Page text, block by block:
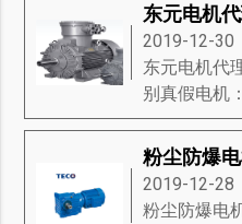
2019-12-30
东元电机代
别真假电机
2019-12-28
粉尘防爆电